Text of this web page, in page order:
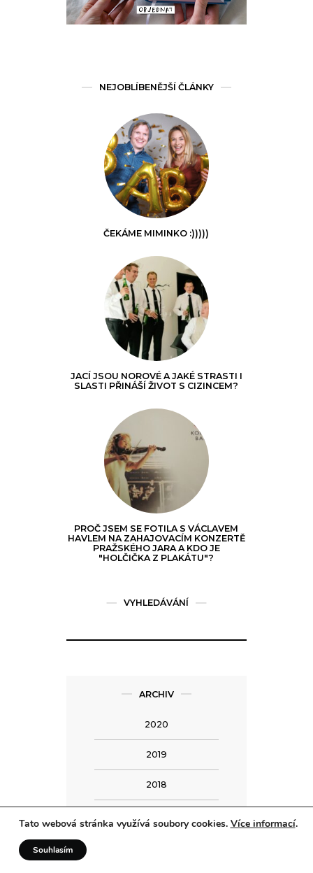
NEJOBLÍBENĚJŠÍ ČLÁNKY
ČEKÁME MIMINKO :)))))
JACÍ JSOU NOROVÉ A JAKÉ STRASTI I
SLASTI PŘINÁŠÍ ŽIVOT S CIZINCEM?
PROČ JSEM SE FOTILA S VÁCLAVEM
HAVLEM NA ZAHAJOVACÍM KONZERTĚ
PRAŽSKÉHO JARA A KDO JE
"HOLČIČKA Z PLAKÁTU"?
VYHLEDÁVÁNÍ
ARCHIV
2020
2019
2018
14
Tato webová stránka využívá soubory cookies. Více informací.
Souhlasím